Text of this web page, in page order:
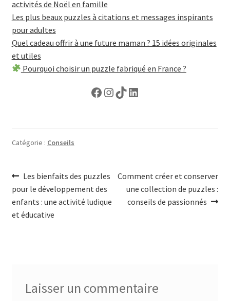
activités de Noël en famille
Les plus beaux puzzles à citations et messages inspirants
pour adultes
Quel cadeau offrir à une future maman ? 15 idées originales
et utiles
Pourquoi choisir un puzzle fabriqué en France ?
Facebook
Instagram
TikTokLinkedIn
Catégorie : Conseils
Navigation
de
l’article
Article
précédent :
Les bienfaits des puzzles
pour le développement des
enfants : une activité ludique
et éducative
Article
suivant :
Comment créer et conserver
une collection de puzzles :
conseils de passionnés
Laisser un commentaire